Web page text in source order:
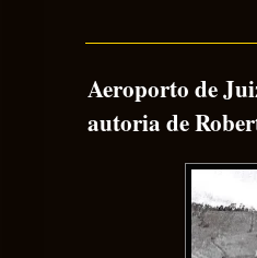
Aeroporto de
autoria de